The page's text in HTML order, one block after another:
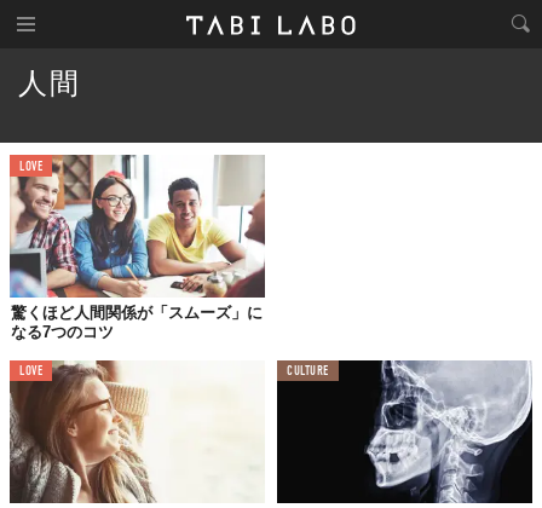
人間
LOVE
驚くほど人間関係が「スムーズ」に
なる7つのコツ
LOVE CULTURE